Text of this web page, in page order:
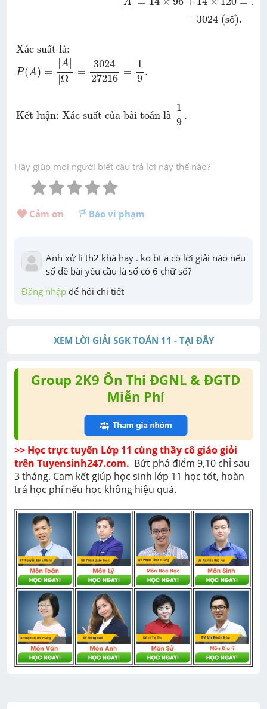
A
= 3024 (số).
Xác suất là:
P(A) =
A
Ω
=
3024
27216
=
1
9
.
Kết luận: Xác suất của bài toán là
1
9
.
Hãy giúp mọi người biết câu trả lời này thế nào?
Cảm ơn Báo vi phạm
Anh xử lí th2 khá hay . ko bt a có lời giải nào nếu
số đề bài yêu cầu là số có 6 chữ số?
Đăng nhập để hỏi chi tiết
XEM LỜI GIẢI SGK TOÁN 11 - TẠI ĐÂY
Group 2K9 Ôn Thi ĐGNL & ĐGTD
Miễn Phí
>> Học trực tuyến Lớp 11 cùng thầy cô giáo giỏi
trên Tuyensinh247.com. Bứt phá điểm 9,10 chỉ sau
3 tháng. Cam kết giúp học sinh lớp 11 học tốt, hoàn
trả học phí nếu học không hiệu quả.